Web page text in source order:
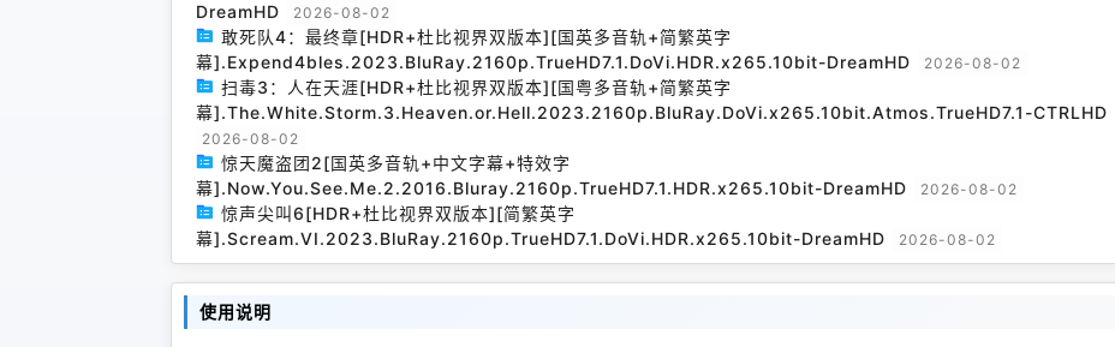
DreamHD
2026-08-02
敢死队4：最终章[HDR+杜比视界双版本][国英多音轨+简繁英字
幕].Expend4bles.2023.BluRay.2160p.TrueHD7.1.DoVi.HDR.x265.10bit-DreamHD
2026-08-02
扫毒3：人在天涯[HDR+杜比视界双版本][国粤多音轨+简繁英字
幕].The.White.Storm.3.Heaven.or.Hell.2023.2160p.BluRay.DoVi.x265.10bit.Atmos.TrueHD7.1-CTRLHD
2026-08-02
惊天魔盗团2[国英多音轨+中文字幕+特效字
幕].Now.You.See.Me.2.2016.Bluray.2160p.TrueHD7.1.HDR.x265.10bit-DreamHD
2026-08-02
惊声尖叫6[HDR+杜比视界双版本][简繁英字
幕].Scream.VI.2023.BluRay.2160p.TrueHD7.1.DoVi.HDR.x265.10bit-DreamHD
2026-08-02
使用说明